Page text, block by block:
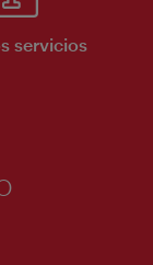
servicios